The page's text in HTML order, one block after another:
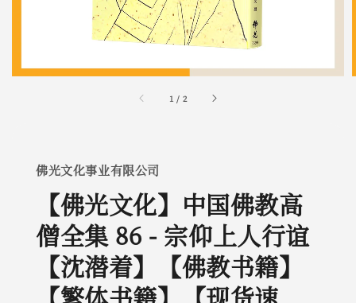
1 / 2
佛光文化事业有限公司
【佛光文化】中国佛教高
僧全集 86 - 宗仰上人行谊
【沈潜着】【佛教书籍】